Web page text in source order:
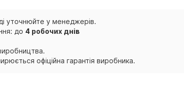
уточнюйте у менеджерів.
до 4 робочих днів
офіційна гарантія виробника.